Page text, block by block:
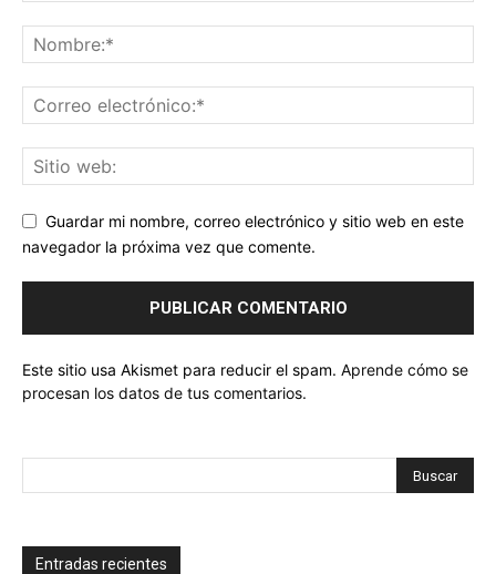
Guardar mi nombre, correo electrónico y sitio web en este
navegador la próxima vez que comente.
Este sitio usa Akismet para reducir el spam. Aprende cómo se
procesan los datos de tus comentarios.
Entradas recientes